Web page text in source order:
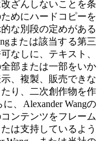
ざんしないことを条
めにハードコピーを
な別段の定めがある
または該当する第三
なしに、テキスト、
部または一部をいか
、複製、販売できな
り、二次創作物を作
、Alexander Wangの
ンテンツをフレーム
は支持しているよう